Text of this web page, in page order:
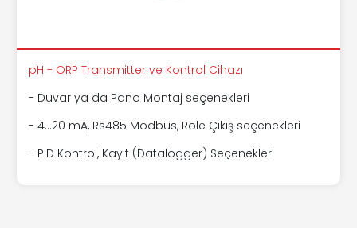
pH - ORP Transmitter ve Kontrol Cihazı
- Duvar ya da Pano Montaj seçenekleri
- 4...20 mA, Rs485 Modbus, Röle Çıkış seçenekleri
- PID Kontrol, Kayıt (Datalogger) Seçenekleri